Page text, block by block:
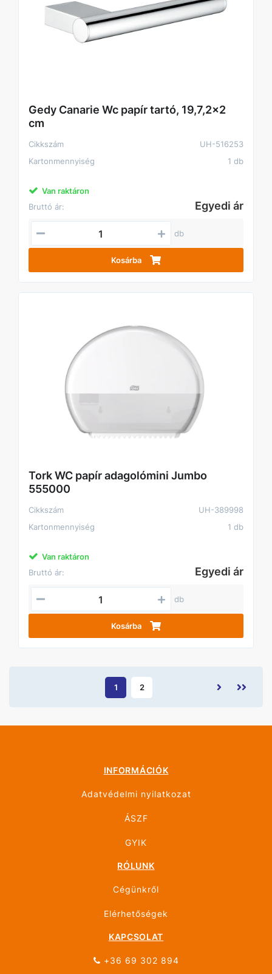
Gedy Canarie Wc papír tartó, 19,7,2x2
cm
Cikkszám
UH-516253
Kartonmennyiség
1 db
Van raktáron
Bruttó ár:
Egyedi ár
db
Kosárba
Tork WC papír adagolómini Jumbo
555000
Cikkszám
UH-389998
Kartonmennyiség
1 db
Van raktáron
Bruttó ár:
Egyedi ár
db
Kosárba
1 2
INFORMÁCIÓK
Adatvédelmi nyilatkozat
ÁSZF
GYIK
RÓLUNK
Cégünkről
Elérhetőségek
KAPCSOLAT
+36 69 302 894